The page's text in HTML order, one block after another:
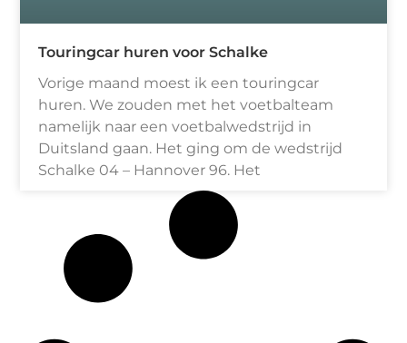
Touringcar huren voor Schalke
Vorige maand moest ik een touringcar
huren. We zouden met het voetbalteam
namelijk naar een voetbalwedstrijd in
Duitsland gaan. Het ging om de wedstrijd
Schalke 04 – Hannover 96. Het